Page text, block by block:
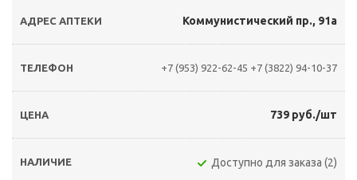
Коммунистический пр., 91а
+7 (953) 922-62-45 +7 (3822) 94-10-37
739 руб./шт
Доступно для заказа (2)